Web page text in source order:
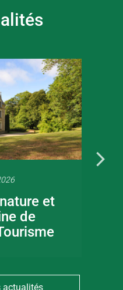
et
de
actualités